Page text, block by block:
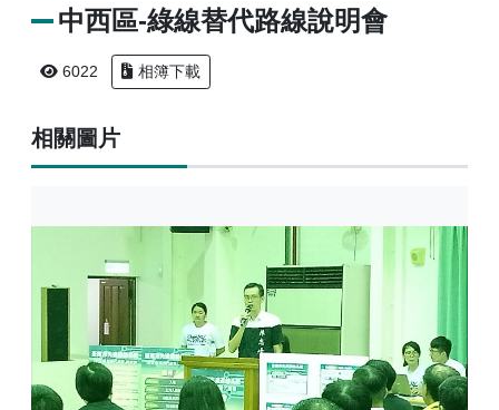
紅線
黃線
來提問
首長簡介
業務執掌
政府主動公開資訊
性平專區
雙語詞彙
中西區-綠線替代路線說明會
6022 相簿下載
相關圖片